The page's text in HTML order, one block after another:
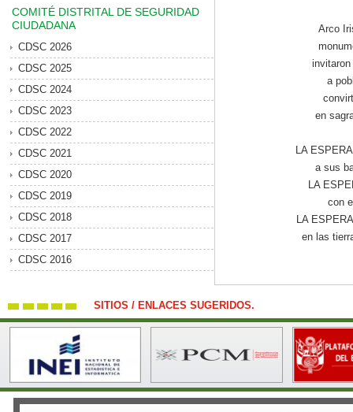
COMITÉ DISTRITAL DE SEGURIDAD
CIUDADANA
CDSC 2026
CDSC 2025
CDSC 2024
CDSC 2023
CDSC 2022
CDSC 2021
CDSC 2020
CDSC 2019
CDSC 2018
CDSC 2017
CDSC 2016
Arco
a
en
LA
a sus
LA
con
LA
en las
SITIOS / ENLACES SUGERIDOS.